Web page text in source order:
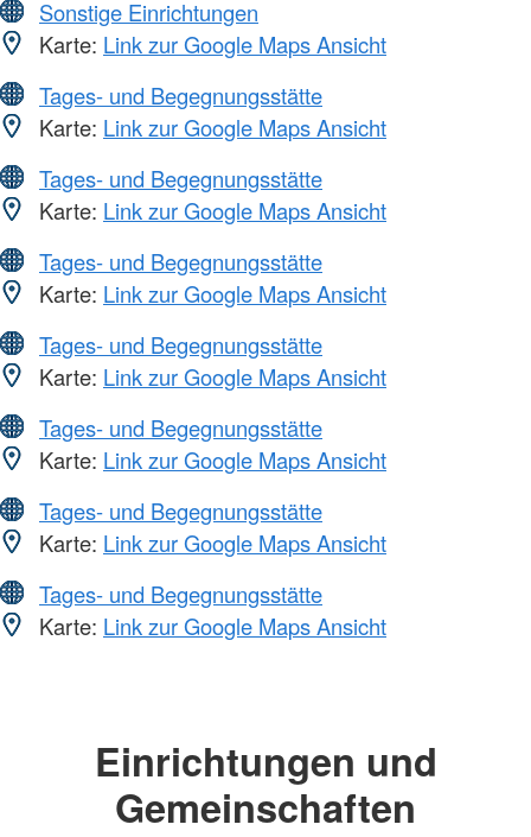
Sonstige Einrichtungen
Karte: Link zur Google Maps Ansicht
Tages- und Begegnungsstätte
Karte: Link zur Google Maps Ansicht
Tages- und Begegnungsstätte
Karte: Link zur Google Maps Ansicht
Tages- und Begegnungsstätte
Karte: Link zur Google Maps Ansicht
Tages- und Begegnungsstätte
Karte: Link zur Google Maps Ansicht
Tages- und Begegnungsstätte
Karte: Link zur Google Maps Ansicht
Tages- und Begegnungsstätte
Karte: Link zur Google Maps Ansicht
Tages- und Begegnungsstätte
Karte: Link zur Google Maps Ansicht
Einrichtungen und
Gemeinschaften